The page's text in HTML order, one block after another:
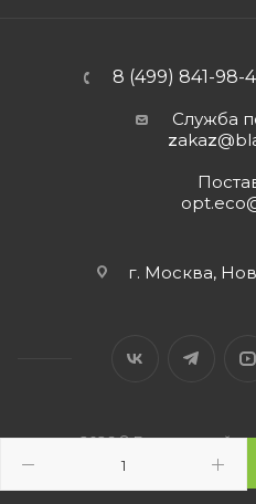
8 (499) 841-98-
Служба
zakaz
г. Москва,
2026 © Благодатный